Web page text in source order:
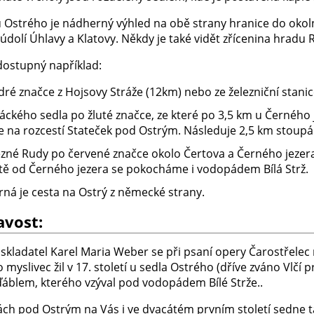
Ostrého je nádherný výhled na obě strany hranice do
Úhlavy a Klatovy. Někdy je také vidět zřícenina hradu
například:
značce z Hojsovy Stráže (12km) nebo ze železniční
sedla po žluté značce, ze které po 3,5 km u
na rozcestí Stateček pod Ostrým. Následuje 2,5 km
Rudy po červené značce okolo Čertova a Černého
od Černého jezera se pokocháme i vodopádem Bílá Strž.
je cesta na Ostrý z německé strany.
Karel Maria Weber se při psaní opery
myslivec žil v 17. století u sedla Ostrého (dříve zváno Vlčí
kterého vzýval pod vodopádem Bílé Strže..
pod Ostrým na Vás i ve dvacátém prvním století